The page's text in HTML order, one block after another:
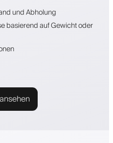
und Abholung
basierend auf Gewicht oder